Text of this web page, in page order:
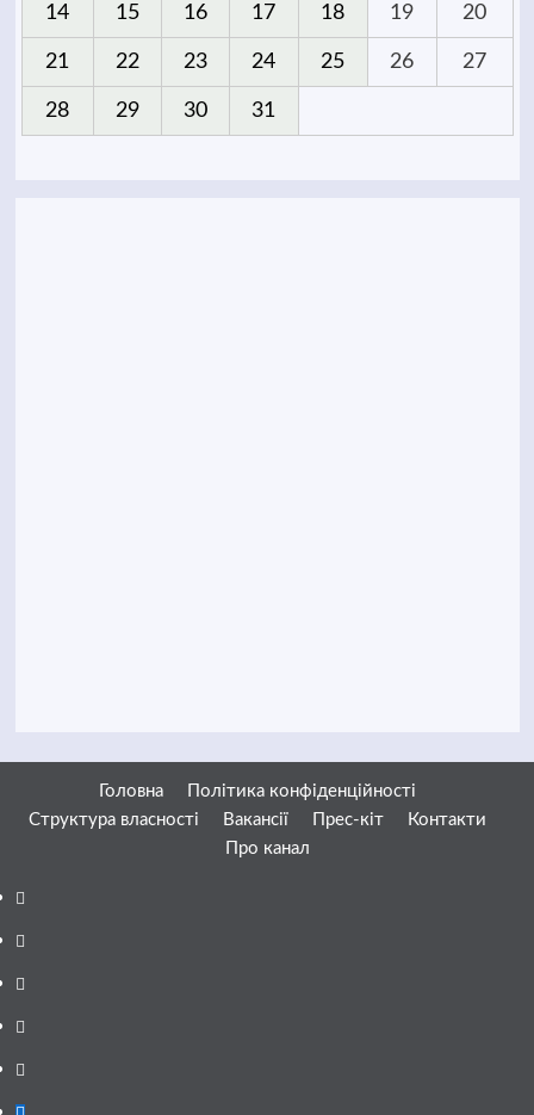
14 15 16 17 18 19 20
21 22 23 24 25 26 27
28 29 30 31
Головна
Політика конфіденційності
Структура власності
Вакансії Прес-кіт
Контакти
Про канал
Facebook
YouTube
Telegram
Instagram
Twitter